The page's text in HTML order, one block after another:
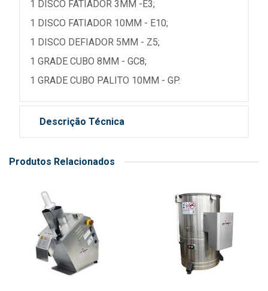
1 DISCO FATIADOR 3MM -E3;
1 DISCO FATIADOR 10MM - E10;
1 DISCO DEFIADOR 5MM - Z5;
1 GRADE CUBO 8MM - GC8;
1 GRADE CUBO PALITO 10MM - GP.
Descrição Técnica
Produtos Relacionados